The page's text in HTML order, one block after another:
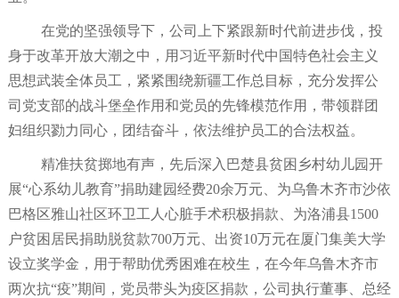
在党的坚强领导下，公司上下紧跟新时代前进步伐，投
身于改革开放大潮之中，用习近平新时代中国特色社会主义
思想武装全体员工，紧紧围绕新疆工作总目标，充分发挥公
司党支部的战斗堡垒作用和党员的先锋模范作用，带领群团
妇组织勠力同心，团结奋斗，依法维护员工的合法权益。
精准扶贫掷地有声，先后深入巴楚县贫困乡村幼儿园开
展“心系幼儿教育”捐助建园经费20余万元
为乌鲁木齐市沙依
巴格区雅山社区环卫工人心脏手术积极捐款
为洛浦县1 500
户贫困居民捐助脱贫款700万元 、出资10万元在厦门集美大学
设立奖学金，用于帮助优秀困难在校生，在今年乌鲁木齐市
两次抗“疫”期间，党员带头为疫区捐款，公司执行董事、总经